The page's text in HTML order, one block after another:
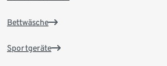
Bettwäsche
Sportgeräte